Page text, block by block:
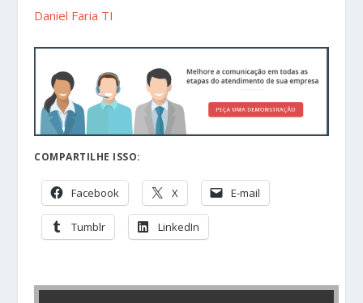
Daniel Faria TI
COMPARTILHE ISSO:
Facebook X E-mail
Tumblr LinkedIn